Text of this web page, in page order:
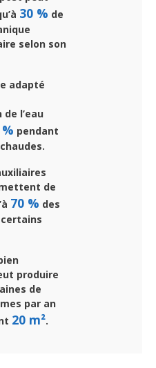
30 % de
selon son
adapté
de l’eau
pendant
de
70 % des
produire
de
par an
20 m².